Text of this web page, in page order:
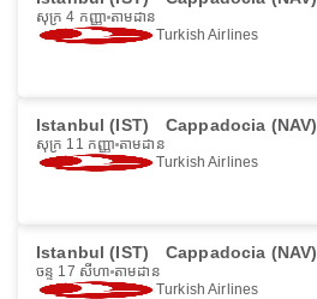
សុក្រ 4 កញ្ញា តាមដាន
Turkish Airlines
Istanbul (IST) Cappadocia (NAV)
សុក្រ 11 កញ្ញា តាមដាន
Turkish Airlines
Istanbul (IST) Cappadocia (NAV)
ចន្ទ 17 សីហា តាមដាន
Turkish Airlines